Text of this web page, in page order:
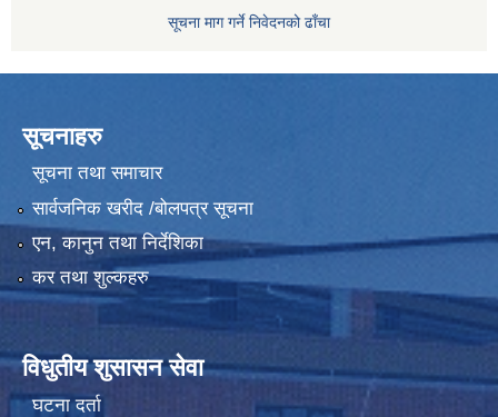
सूचना माग गर्ने निवेदनको ढाँचा
सूचनाहरु
सूचना तथा समाचार
सार्वजनिक खरीद /बोलपत्र सूचना
एन, कानुन तथा निर्देशिका
कर तथा शुल्कहरु
विधुतीय शुसासन सेवा
घटना दर्ता